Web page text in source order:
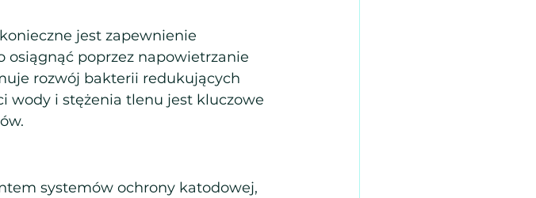
jest zapewnienie
poprzez napowietrzanie
rozwój bakterii redukujących
wody i stężenia tlenu jest kluczowe
systemów ochrony katodowej,